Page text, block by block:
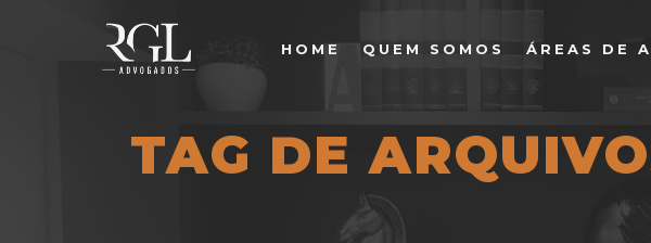
HOME QUEM SOMOS ÁREAS DE
TAG DE